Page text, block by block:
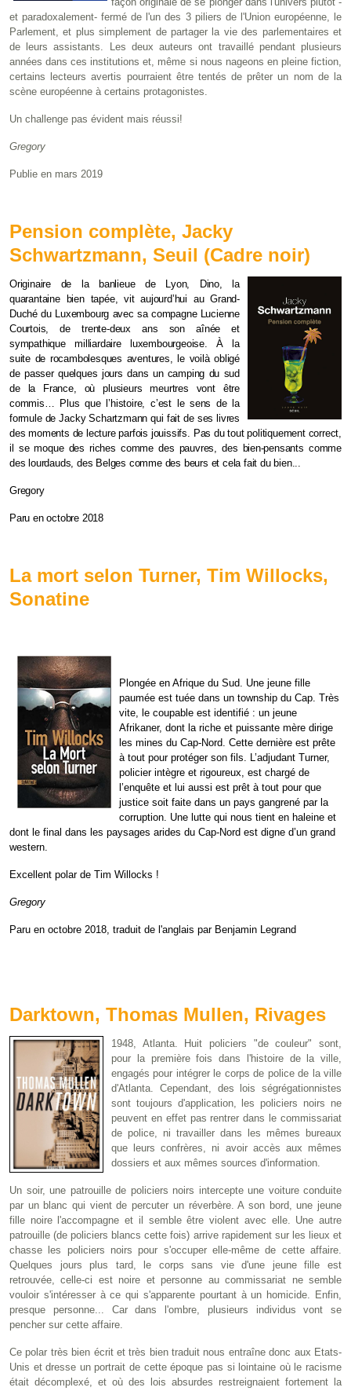
et paradoxalement- fermé de l'un des 3 piliers de l'Union européenne, le
Parlement, et plus simplement de partager la vie des parlementaires et
de leurs assistants. Les deux auteurs ont travaillé pendant plusieurs
années dans ces institutions et, même si nous nageons en pleine fiction,
certains lecteurs avertis pourraient être tentés de prêter un nom de la
scène européenne à certains protagonistes.
Un challenge pas évident mais réussi!
Gregory
Publie en mars 2019
Pension complète, Jacky
Schwartzmann, Seuil (Cadre noir)
Originaire de la banlieue de Lyon, Dino, la
quarantaine bien tapée, vit aujourd’hui au Grand-
Duché du Luxembourg avec sa compagne Lucienne
Courtois, de trente-deux ans son aînée et
sympathique milliardaire luxembourgeoise. À la
suite de rocambolesques aventures, le voilà obligé
de passer quelques jours dans un camping du sud
de la France, où plusieurs meurtres vont être
commis… Plus que l’histoire, c’est le sens de la
formule de Jacky Schartzmann qui fait de ses livres
des moments de lecture parfois jouissifs. Pas du tout politiquement correct,
il se moque des riches comme des pauvres, des bien-pensants comme
des lourdauds, des Belges comme des beurs et cela fait du bien...
Gregory
Paru en octobre 2018
La mort selon Turner, Tim Willocks,
Sonatine
Plongée en Afrique du Sud. Une jeune fille
paumée est tuée dans un township du Cap. Très
vite, le coupable est identifié : un jeune
Afrikaner, dont la riche et puissante mère dirige
les mines du Cap-Nord. Cette dernière est prête
à tout pour protéger son fils. L’adjudant Turner,
policier intègre et rigoureux, est chargé de
l’enquête et lui aussi est prêt à tout pour que
justice soit faite dans un pays gangrené par la
corruption. Une lutte qui nous tient en haleine et
dont le final dans les paysages arides du Cap-Nord est digne d’un grand
western.
Excellent polar de Tim Willocks !
Gregory
Paru en octobre 2018, traduit de l'anglais par Benjamin Legrand
Darktown, Thomas Mullen, Rivages
1948, Atlanta. Huit policiers "de couleur" sont,
pour la première fois dans l'histoire de la ville,
engagés pour intégrer le corps de police de la ville
d'Atlanta. Cependant, des lois ségrégationnistes
sont toujours d'application, les policiers noirs ne
peuvent en effet pas rentrer dans le commissariat
de police, ni travailler dans les mêmes bureaux
que leurs confrères, ni avoir accès aux mêmes
dossiers et aux mêmes sources d'information.
Un soir, une patrouille de policiers noirs intercepte une voiture conduite
par un blanc qui vient de percuter un réverbère. A son bord, une jeune
fille noire l'accompagne et il semble être violent avec elle. Une autre
patrouille (de policiers blancs cette fois) arrive rapidement sur les lieux et
chasse les policiers noirs pour s'occuper elle-même de cette affaire.
Quelques jours plus tard, le corps sans vie d'une jeune fille est
retrouvée, celle-ci est noire et personne au commissariat ne semble
vouloir s'intéresser à ce qui s'apparente pourtant à un homicide. Enfin,
presque personne... Car dans l'ombre, plusieurs individus vont se
pencher sur cette affaire.
Ce polar très bien écrit et très bien traduit nous entraîne donc aux Etats-
Unis et dresse un portrait de cette époque pas si lointaine où le racisme
était décomplexé, et où des lois absurdes restreignaient fortement la